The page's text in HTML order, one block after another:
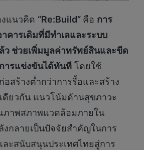
แนวคิด “Re:Build” คือ การ
คารเดิมที่มีทำเลและระบบ
ว ช่วยเพิ่มมูลค่าทรัพย์สินและขีด
ารแข่งขันได้ทันที โดยใช้
สร้างต่ำกว่าการรื้อและสร้าง
ดียวกัน แนวโน้มด้านสุขภาวะ
าพสภาพแวดล้อมภายใน
งกลายเป็นปัจจัยสำคัญในการ
ะสนับสนุนประเทศไทยสู่การ